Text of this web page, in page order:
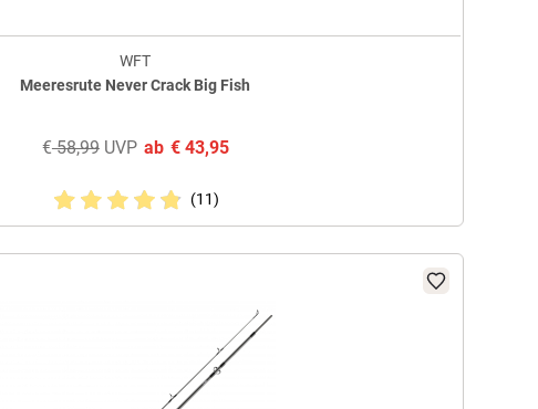
WFT
Meeresrute Never Crack Big Fish
€58,99UVP ab €43,95
(11)